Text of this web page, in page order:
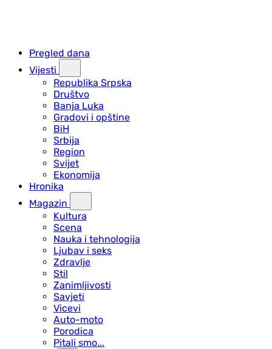
Pregled dana
Vijesti
Republika Srpska
Društvo
Banja Luka
Gradovi i opštine
BiH
Srbija
Region
Svijet
Ekonomija
Hronika
Magazin
Kultura
Scena
Nauka i tehnologija
Ljubav i seks
Zdravlje
Stil
Zanimljivosti
Savjeti
Vicevi
Auto-moto
Porodica
Pitali smo...